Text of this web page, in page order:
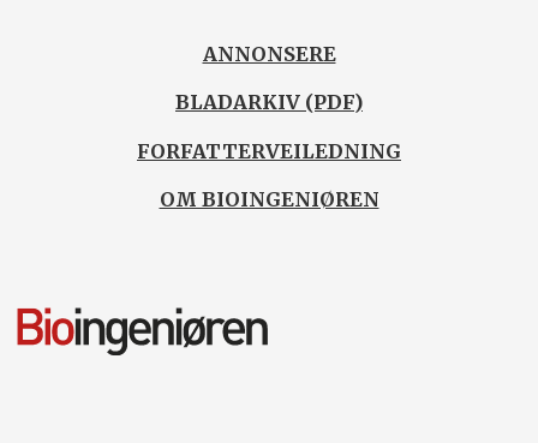
ANNONSERE
BLADARKIV (PDF)
FORFATTERVEILEDNING
OM BIOINGENIØREN